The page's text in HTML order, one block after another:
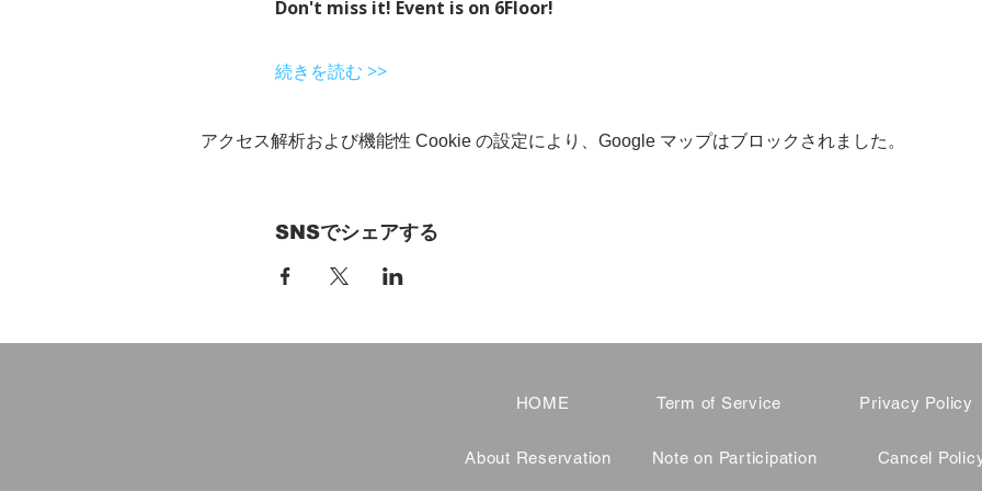
Don't miss it! Event is on 6Floor!
続きを読む >>
アクセス解析および機能性 Cookie の設定により、Google マップはブロックされました。
SNSでシェアする
HOME
About Reservation
Term of Service
Note on Participation
Privacy Policy
Cancel